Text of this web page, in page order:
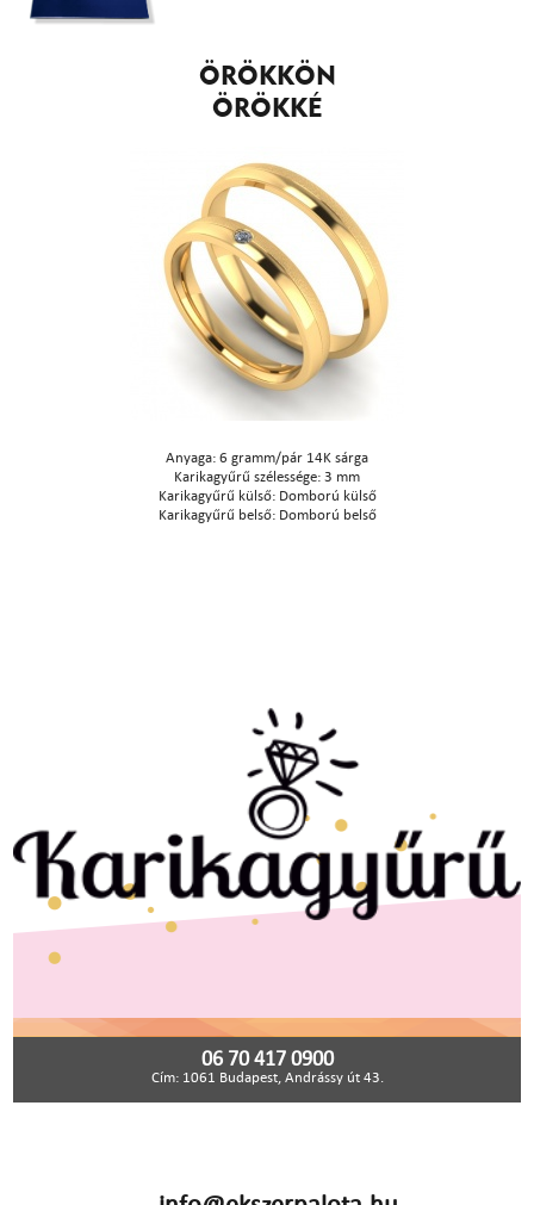
ÖRÖKKÖN
ÖRÖKKÉ
Anyaga: 6 gramm/pár 14K sárga
Karikagyűrű szélessége: 3 mm
Karikagyűrű külső: Domború külső
Karikagyűrű belső: Domború belső
06 70 417 0900
Cím: 1061 Budapest, Andrássy út 43.